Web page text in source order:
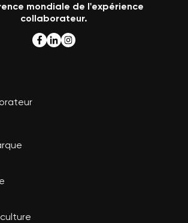
mondiale de l'expérience
collaborateur.